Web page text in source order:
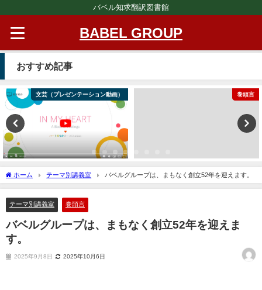
バベル知求翻訳図書館
BABEL GROUP
おすすめ記事
文芸（プレゼンテーション動画） 巻頭言
ホーム テーマ別講義室 バベルグループは、まもなく創立52年を迎えます。
テーマ別講義室 巻頭言
バベルグループは、まもなく創立52年を迎えま
す。
2025年9月8日 2025年10月6日